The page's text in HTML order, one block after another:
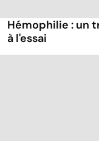
Hémophilie : un
à l'essai